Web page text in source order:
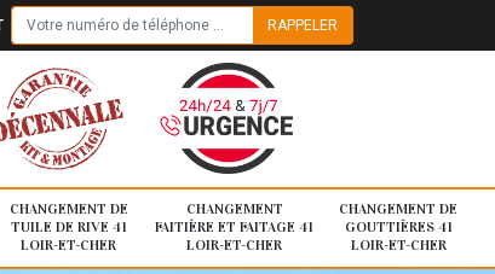
CHANGEMENT DE
TUILE DE RIVE 41
LOIR-ET-CHER
CHANGEMENT
FAITIÈRE ET FAITAGE 41
LOIR-ET-CHER
CHANGEMENT DE
GOUTTIÈRES 41
LOIR-ET-CHER